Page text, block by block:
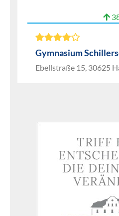
Gymnasium
Ebellstraße 15, 30625